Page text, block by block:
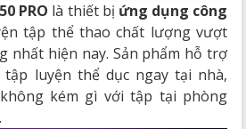
PRO là thiết bị ứng dụng công
tập thể thao chất lượng vượt
nhất hiện nay. Sản phẩm hỗ trợ
luyện thể dục ngay tại nhà,
kém gì với tập tại phòng